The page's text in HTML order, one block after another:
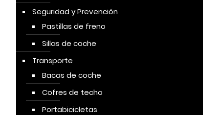
Seguridad y Prevención
Pastillas de freno
Sillas de coche
Transporte
Bacas de coche
Cofres de techo
Portabicicletas